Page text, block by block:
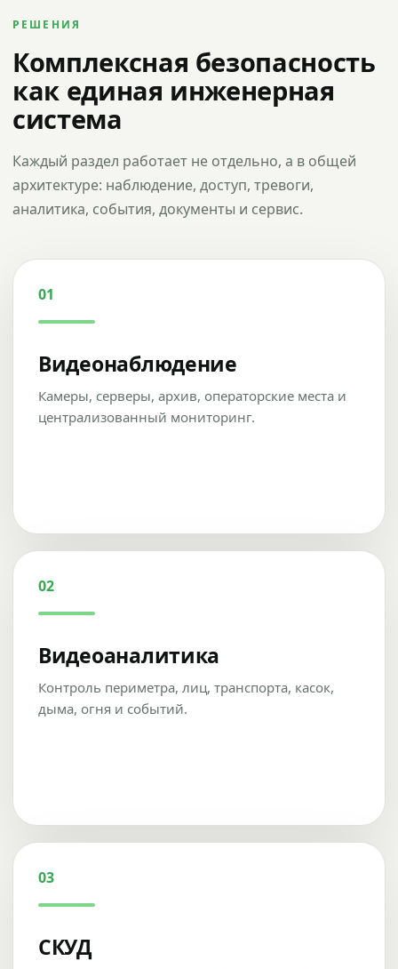
РЕШЕНИЯ
Комплексная безопасность
как единая инженерная
система
Каждый раздел работает не отдельно, а в общей
архитектуре: наблюдение, доступ, тревоги,
аналитика, события, документы и сервис.
01
Видеонаблюдение
Камеры, серверы, архив, операторские места и
централизованный мониторинг.
02
Видеоаналитика
Контроль периметра, лиц, транспорта, касок,
дыма, огня и событий.
03
СКУД